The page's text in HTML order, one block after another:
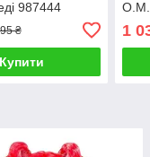
987444
₴
Купити
1